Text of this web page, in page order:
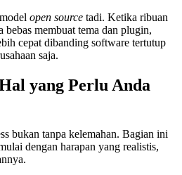
open source tadi. Ketika ribuan
bebas membuat tema dan plugin,
cepat dibanding software tertutup
saja.
yang Perlu Anda
bukan tanpa kelemahan. Bagian ini
dengan harapan yang realistis,